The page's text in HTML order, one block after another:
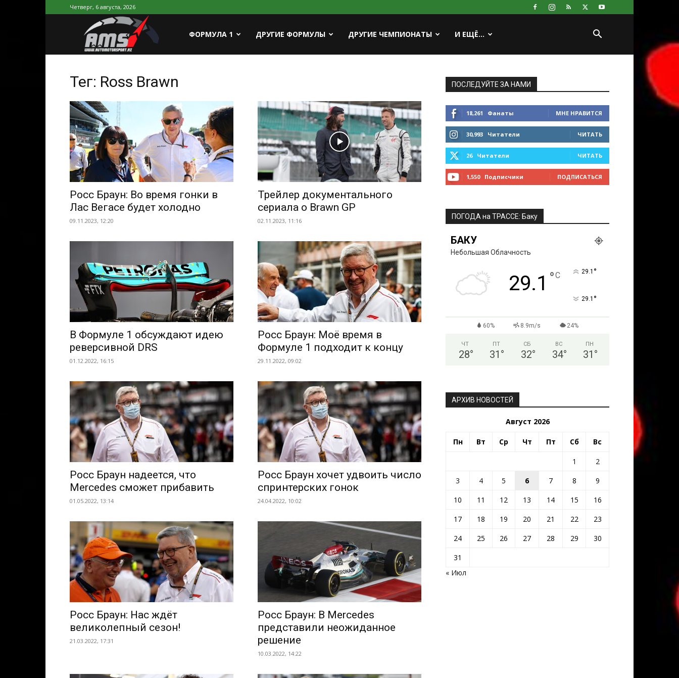
Четверг, 6 августа, 2026
AutoMotorSport
ФОРМУЛА 1 ДРУГИЕ ФОРМУЛЫ ДРУГИЕ ЧЕМПИОНАТЫ И ЕЩЁ…
Тег: Ross Brawn
Росс Браун: Во время гонки в
Лас Вегасе будет холодно
09.11.2023, 12:20
Трейлер документального
сериала о Brawn GP
02.11.2023, 11:16
В Формуле 1 обсуждают идею
реверсивной DRS
01.12.2022, 16:15
Росс Браун: Моё время в
Формуле 1 подходит к концу
29.11.2022, 09:02
Росс Браун надеется, что
Mercedes сможет прибавить
01.05.2022, 13:14
Росс Браун хочет удвоить число
спринтерских гонок
24.04.2022, 10:02
Росс Браун: Нас ждёт
великолепный сезон!
21.03.2022, 17:31
Росс Браун: В Mercedes
представили неожиданное
решение
10.03.2022, 14:22
ПОСЛЕДУЙТЕ ЗА НАМИ
18,261 Фанаты МНЕ НРАВИТСЯ
30,993 Читатели ЧИТАТЬ
26 Читатели ЧИТАТЬ
1,550 Подписчики ПОДПИСАТЬСЯ
ПОГОДА на ТРАССЕ: Баку
БАКУ
Небольшая Облачность
29.1 °C 29.1 °
29.1 °
60% 8.9m/s 24%
ЧТ
28°
ПТ
31 °
СБ
32°
ВС
34°
ПН
31 °
АРХИВ НОВОСТЕЙ
Август 2026
Пн Вт Ср Чт Пт Сб Вс
1
2
3
4 5 6 7 8
9
10
11 12 13 14 15
16
17
18 19 20 21 22
23
24
25 26 27 28 29
30
31
« Июл